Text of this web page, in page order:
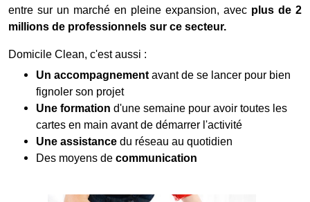
entre sur un marché en pleine expansion, avec plus de 2
millions de professionnels sur ce secteur.
Domicile Clean, c'est aussi :
Un accompagnement avant de se lancer pour bien
fignoler son projet
Une formation d'une semaine pour avoir toutes les
cartes en main avant de démarrer l'activité
Une assistance du réseau au quotidien
Des moyens de communication